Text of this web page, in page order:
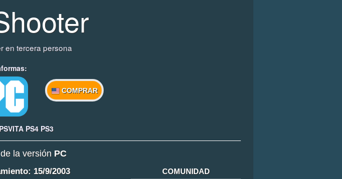
en tercera persona
COMPRAR
PSVITA PS4 PS3
la versión PC
15/9/2003 COMUNIDAD